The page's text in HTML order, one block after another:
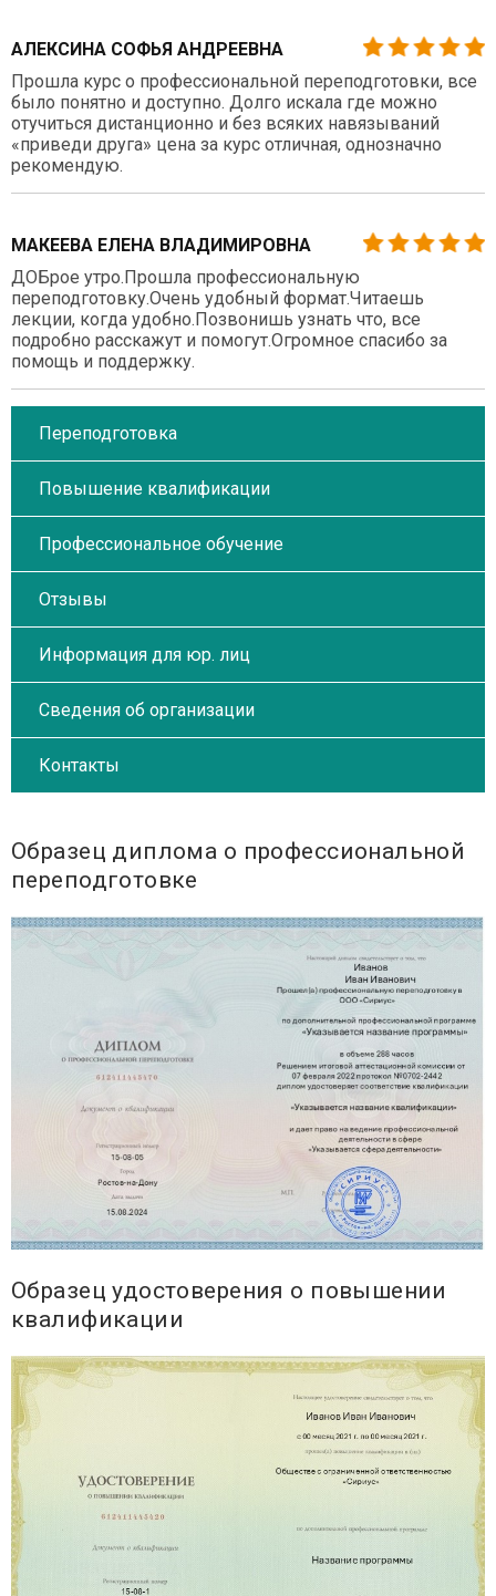
АЛЕКСИНА СОФЬЯ АНДРЕЕВНА
Прошла курс о профессиональной переподготовки, все
было понятно и доступно. Долго искала где можно
отучиться дистанционно и без всяких навязываний
«приведи друга» цена за курс отличная, однозначно
рекомендую.
МАКЕЕВА ЕЛЕНА ВЛАДИМИРОВНА
ДОБрое утро.Прошла профессиональную
переподготовку.Очень удобный формат.Читаешь
лекции, когда удобно.Позвонишь узнать что, все
подробно расскажут и помогут.Огромное спасибо за
помощь и поддержку.
Переподготовка
Повышение квалификации
Профессиональное обучение
Отзывы
Информация для юр. лиц
Сведения об организации
Контакты
Образец диплома о профессиональной
переподготовке
Образец удостоверения о повышении
квалификации